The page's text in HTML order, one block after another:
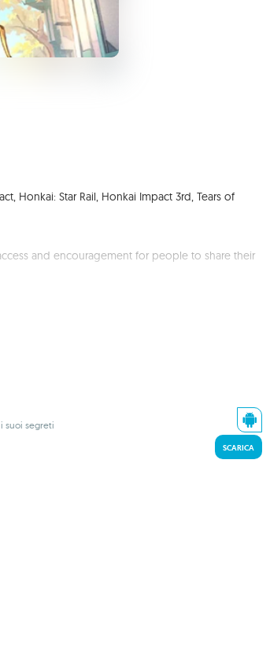
Honkai: Star Rail, Honkai Impact 3rd, Tears of
and encouragement for people to share their
suoi segreti
SCARICA